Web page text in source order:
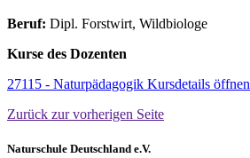
Beruf: Dipl. Forstwirt, Wildbiologe
Kurse des Dozenten
27115 - Naturpädagogik Kursdetails öffnen
Zurück zur vorherigen Seite
Naturschule Deutschland e.V.